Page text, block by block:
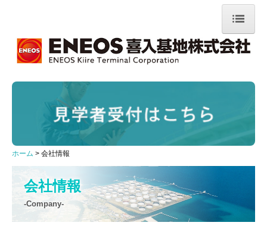
ホーム
ご挨拶
理念・方針
会社概要
環境への取組み
ホーム 会社情報
会社情報
-Company-